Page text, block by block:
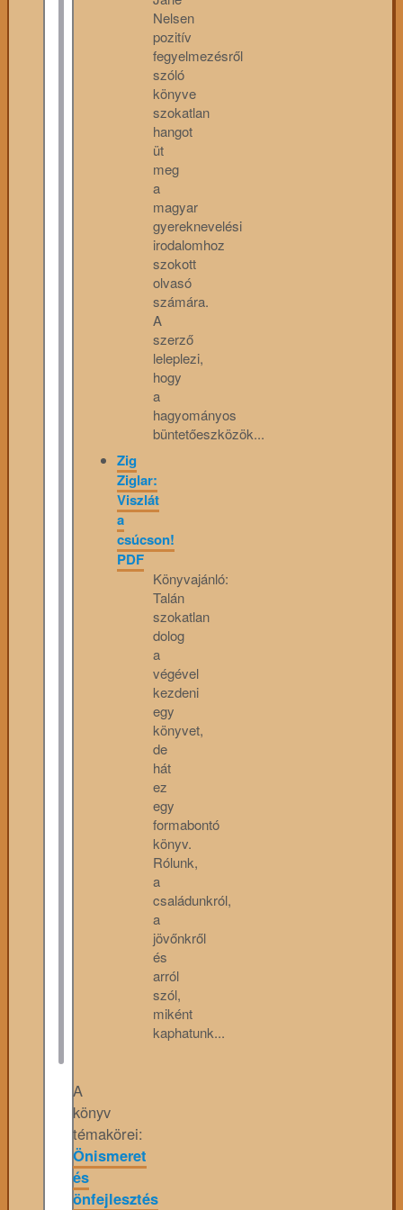
Nelsen
pozitív
fegyelmezésről
szóló
könyve
szokatlan
hangot
üt
meg
a
magyar
gyereknevelési
irodalomhoz
szokott
olvasó
számára.
A
szerző
leleplezi,
hogy
a
hagyományos
büntetőeszközök...
Zig
Ziglar:
Viszlát
a
csúcson!
PDF
Könyvajánló:
Talán
szokatlan
dolog
a
végével
kezdeni
egy
könyvet,
de
hát
ez
egy
formabontó
könyv.
Rólunk,
a
családunkról,
a
jövőnkről
és
arról
szól,
miként
kaphatunk...
A
könyv
témakörei:
Önismeret
és
önfejlesztés